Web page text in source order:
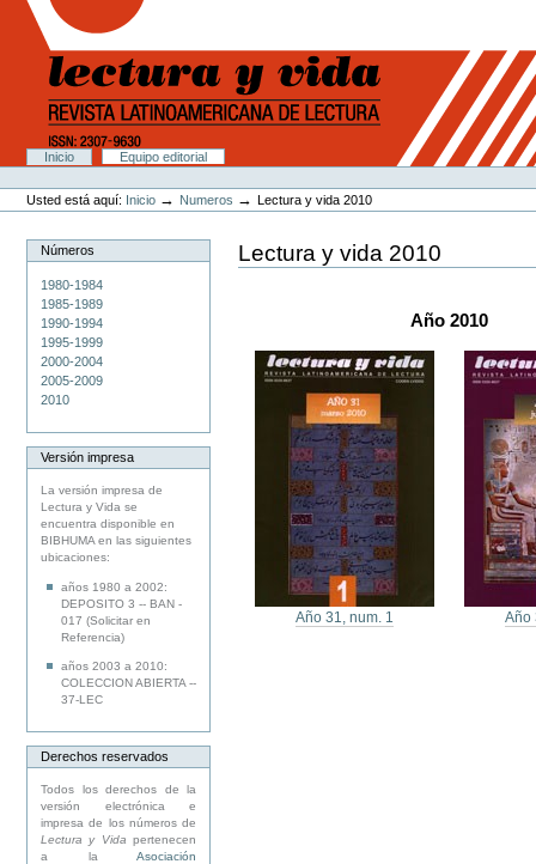
Cambiar
contenido.
navegación
Secciones
Inicio
Equipo editorial
Herramientas
Personales
Usted está aquí: Inicio → Numeros →Lectura y vida 2010
Números
1980-1984
1985-1989
1990-1994
1995-1999
2000-2004
2005-2009
2010
Versión impresa
La versión impresa de
Lectura y Vida se
encuentra disponible en
BIBHUMA en las siguientes
ubicaciones:
años 1980 a 2002:
DEPOSITO 3 -- BAN -
017 (Solicitar en
Referencia)
años 2003 a 2010:
COLECCION ABIERTA --
37-LEC
Derechos reservados
Todos los derechos de la
versión electrónica e
impresa de los números de
Lectura y Vida pertenecen
a la Asociación
Lectura y vida 2010
Año 2010
Año 31, num. 1 Año